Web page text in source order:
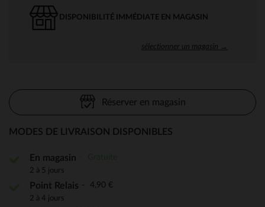
DISPONIBILITÉ IMMÉDIATE EN MAGASIN
sélectionner un magasin →
Réserver en magasin
MODES DE LIVRAISON DISPONIBLES
En magasin
2 à 5 jours
Point Relais 4,90 €
2 à 4 jours